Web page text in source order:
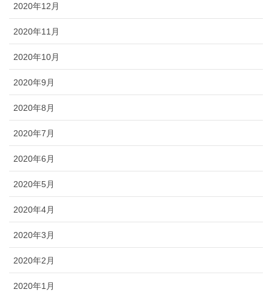
2020年12月
2020年11月
2020年10月
2020年9月
2020年8月
2020年7月
2020年6月
2020年5月
2020年4月
2020年3月
2020年2月
2020年1月